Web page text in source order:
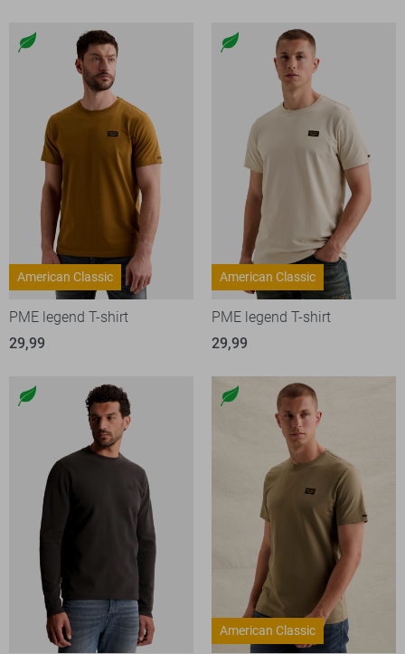
American Classic
PME legend T-shirt
29,99
American Classic
PME legend T-shirt
29,99
American Classic